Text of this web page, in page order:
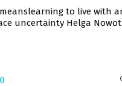
to live with
uncertainty Helga